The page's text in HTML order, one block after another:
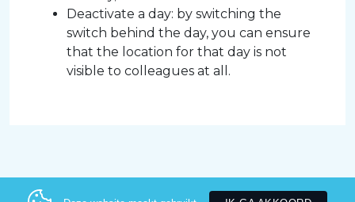
Deactivate a day: by switching the
switch behind the day, you can ensure
that the location for that day is not
visible to colleagues at all.